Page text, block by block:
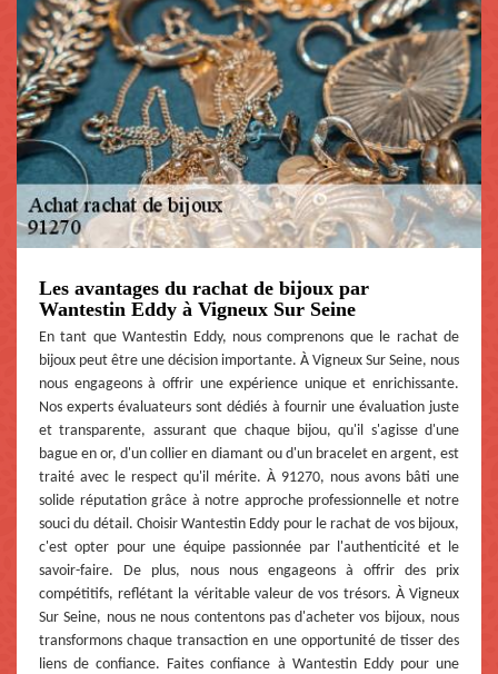
Les avantages du rachat de bijoux par
Wantestin Eddy à Vigneux Sur Seine
En tant que Wantestin Eddy, nous comprenons que le rachat de
bijoux peut être une décision importante. À Vigneux Sur Seine, nous
nous engageons à offrir une expérience unique et enrichissante.
Nos experts évaluateurs sont dédiés à fournir une évaluation juste
et transparente, assurant que chaque bijou, qu'il s'agisse d'une
bague en or, d'un collier en diamant ou d'un bracelet en argent, est
traité avec le respect qu'il mérite. À 91270, nous avons bâti une
solide réputation grâce à notre approche professionnelle et notre
souci du détail. Choisir Wantestin Eddy pour le rachat de vos bijoux,
c'est opter pour une équipe passionnée par l'authenticité et le
savoir-faire. De plus, nous nous engageons à offrir des prix
compétitifs, reflétant la véritable valeur de vos trésors. À Vigneux
Sur Seine, nous ne nous contentons pas d'acheter vos bijoux, nous
transformons chaque transaction en une opportunité de tisser des
liens de confiance. Faites confiance à Wantestin Eddy pour une